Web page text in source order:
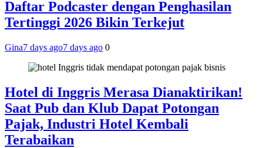
Daftar Podcaster dengan Penghasilan
Tertinggi 2026 Bikin Terkejut
Gina7 days ago7 days ago 0
Hotel di Inggris Merasa Dianaktirikan!
Saat Pub dan Klub Dapat Potongan
Pajak, Industri Hotel Kembali
Terabaikan